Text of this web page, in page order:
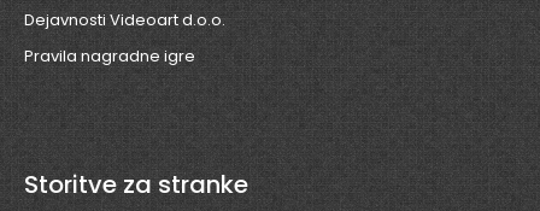
Dejavnosti Videoart d.o.o.
Pravila nagradne igre
Storitve za stranke